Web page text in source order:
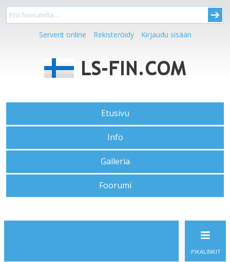
Serverit online Rekisteröidy Kirjaudu sisään
Etusivu
Info
Galleria
Foorumi
PIKALINKIT